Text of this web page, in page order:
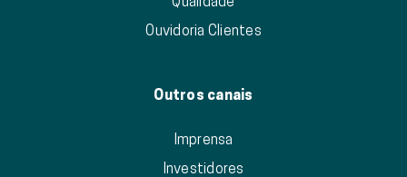
Ouvidoria Clientes
Outros canais
Imprensa
Investidores